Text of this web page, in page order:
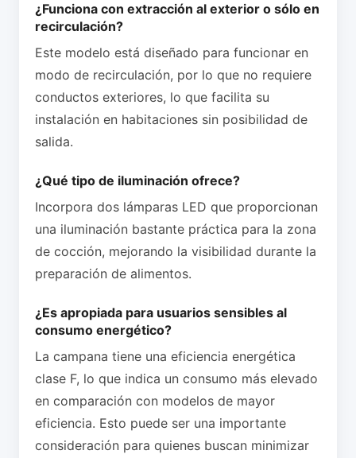
¿Funciona con extracción al exterior o sólo en
recirculación?
Este modelo está diseñado para funcionar en
modo de recirculación, por lo que no requiere
conductos exteriores, lo que facilita su
instalación en habitaciones sin posibilidad de
salida.
¿Qué tipo de iluminación ofrece?
Incorpora dos lámparas LED que proporcionan
una iluminación bastante práctica para la zona
de cocción, mejorando la visibilidad durante la
preparación de alimentos.
¿Es apropiada para usuarios sensibles al
consumo energético?
La campana tiene una eficiencia energética
clase F, lo que indica un consumo más elevado
en comparación con modelos de mayor
eficiencia. Esto puede ser una importante
consideración para quienes buscan minimizar